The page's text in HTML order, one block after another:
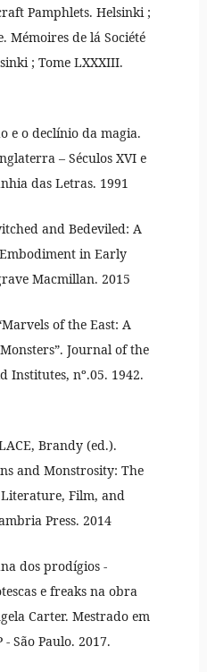
Pamphlets. Helsinki ;
Mémoires de lá Société
; Tome LXXXIII.
e o declínio da magia.
– Séculos XVI e
das Letras. 1991
and Bedeviled: A
in Early
Macmillan. 2015
of the East: A
Journal of the
Institutes, nº.05. 1942.
Brandy (ed.).
and Monstrosity: The
Film, and
Press. 2014
dos prodígios -
e freaks na obra
Carter. Mestrado em
- São Paulo. 2017.